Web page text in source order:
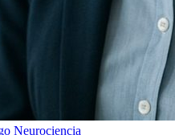
Neurociencia